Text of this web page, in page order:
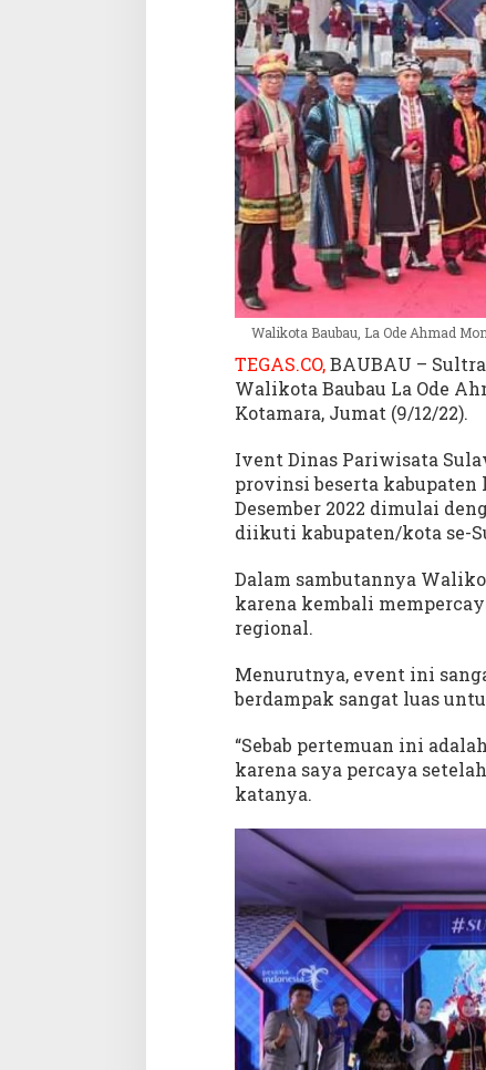
K
a
r
n
a
v
a
l
2
0
2
2
Walikota Baubau, La Ode Ahmad
TEGAS.CO,BAUBAU –
Walikota Baubau La Ode
Kotamara, Jumat (9/12/22).
Ivent Dinas Pariwisata
provinsi beserta
Desember 2022 dimulai
diikuti kabupaten/kota se-
Dalam sambutannya
karena kembali
regional.
Menurutnya, event ini
berdampak sangat luas
“Sebab pertemuan ini
karena saya percaya
katanya.